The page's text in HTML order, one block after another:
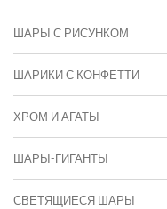
ШАРЫ С РИСУНКОМ
ШАРИКИ С КОНФЕТТИ
ХРОМ И АГАТЫ
ШАРЫ-ГИГАНТЫ
СВЕТЯЩИЕСЯ ШАРЫ